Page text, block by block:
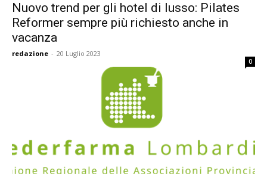
Nuovo trend per gli hotel di lusso: Pilates
Reformer sempre più richiesto anche in
vacanza
redazione - 20 Luglio 2023
0